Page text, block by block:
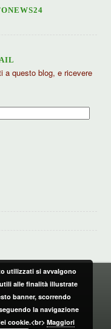
a questo blog, e ricevere
utilizzati si avvalgono
alle finalità illustrate
banner, scorrendo
la navigazione
cookie.<br> Maggiori